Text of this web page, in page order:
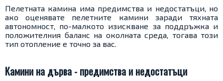
Пелетната камина има предимства и недостатъци, но
ако оценявате пелетните камини заради тяхната
автономност, по-малкото изискване за поддръжка и
положителния баланс на околната среда, тогава този
тип отопление е точно за вас.
Камини на дърва - предимства и недостатъци